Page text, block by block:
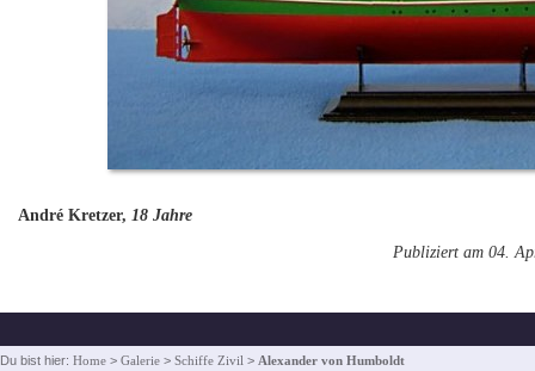
André Kretzer,18 Jahre
Publiziert am 04.
Du bist hier: Home > Galerie > Schiffe Zivil > Alexander von Humboldt